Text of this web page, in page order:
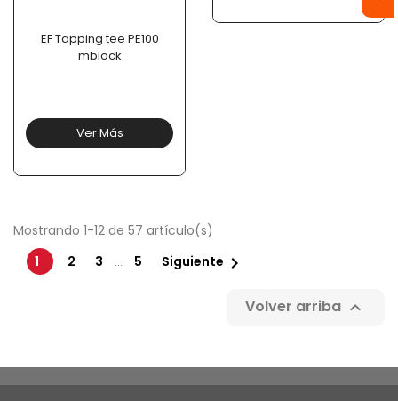
EF Tapping tee PE100
mblock
Ver Más
Mostrando 1-12 de 57 artículo(s)
1
2 3 … 5 Siguiente 
Volver arriba 